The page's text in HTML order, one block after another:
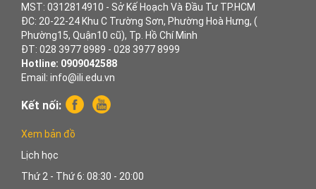
MST: 0312814910 - Sở Kế Hoạch Và Đầu Tư TP.HCM
ĐC: 20-22-24 Khu C Trường Sơn, Phường Hoà Hưng, (
Phường15, Quận10 cũ), Tp. Hồ Chí Minh
ĐT: 028 3977 8989 - 028 3977 8999
Hotline: 0909042588
Email: info@ili.edu.vn
Kết nối:
Xem bản đồ
Lịch học
Thứ 2 - Thứ 6: 08:30 - 20:00